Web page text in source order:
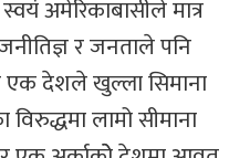
अमेरिकाबासीले मात्र
र जनताले पनि
एक देशले खुल्ला सिमाना
लामो सीमाना